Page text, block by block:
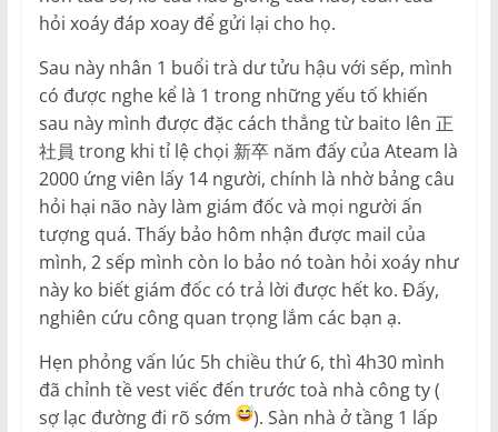
hỏi xoáy đáp xoay để gửi lại cho họ.
Sau này nhân 1 buổi trà dư tửu hậu với sếp, mình
có được nghe kể là 1 trong những yếu tố khiến
sau này mình được đặc cách thẳng từ baito lên 正
社員 trong khi tỉ lệ chọi 新卒 năm đấy của Ateam là
2000 ứng viên lấy 14 người, chính là nhờ bảng câu
hỏi hại não này làm giám đốc và mọi người ấn
tượng quá. Thấy bảo hôm nhận được mail của
mình, 2 sếp mình còn lo bảo nó toàn hỏi xoáy như
này ko biết giám đốc có trả lời được hết ko. Đấy,
nghiên cứu công quan trọng lắm các bạn ạ.
Hẹn phỏng vấn lúc 5h chiều thứ 6, thì 4h30 mình
đã chỉnh tề vest viếc đến trước toà nhà công ty (
sợ lạc đường đi rõ sớm
). Sàn nhà ở tầng 1 lấp